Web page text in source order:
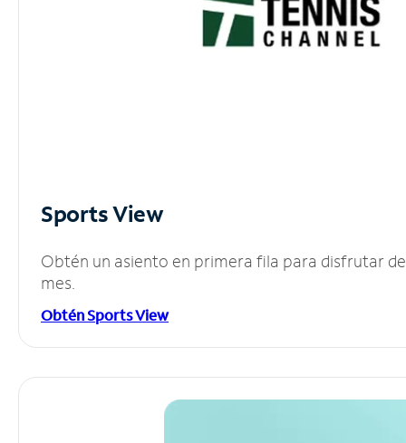
Sports View
Obtén un asiento en primera fila para disfrutar
mes.
Obtén Sports View